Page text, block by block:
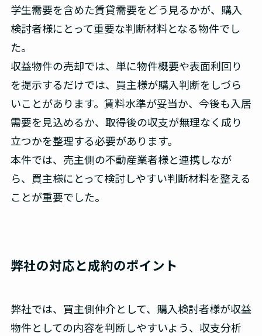
学生需要を含めた賃貸需要をどう見るかが、購入
検討者様にとって重要な判断材料となる物件でし
た。
収益物件の売却では、単に物件概要や表面利回り
を提示するだけでは、買主様が購入判断をしづら
いことがあります。賃料水準が妥当か、今後も入居
需要を見込めるか、取得後の収支が無理なく成り
立つかを整理する必要があります。
本件では、売主側の不動産業者様と連携しなが
ら、買主様にとって検討しやすい判断材料を整える
ことが重要でした。
弊社の対応と成約のポイント
弊社では、買主側仲介として、購入検討者様が収益
物件としての内容を判断しやすいよう、収支分析